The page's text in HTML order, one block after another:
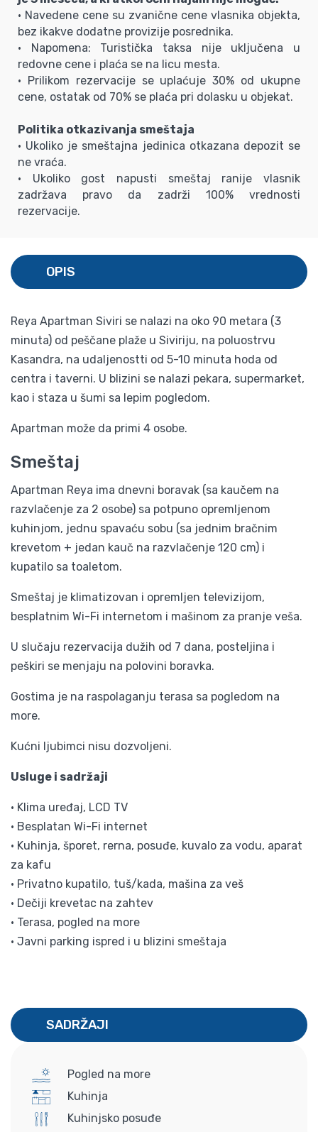
• Navedene cene su zvanične cene vlasnika objekta,
bez ikakve dodatne provizije posrednika.
• Napomena: Turistička taksa nije uključena u
redovne cene i plaća se na licu mesta.
• Prilikom rezervacije se uplaćuje 30% od ukupne
cene, ostatak od 70% se plaća pri dolasku u objekat.
Politika otkazivanja smeštaja
• Ukoliko je smeštajna jedinica otkazana depozit se
ne vraća.
• Ukoliko gost napusti smeštaj ranije vlasnik
zadržava pravo da zadrži 100% vrednosti
rezervacije.
OPIS
Reya Apartman Siviri se nalazi na oko 90 metara (3
minuta) od peščane plaže u Siviriju, na poluostrvu
Kasandra, na udaljenostti od 5-10 minuta hoda od
centra i taverni. U blizini se nalazi pekara, supermarket,
kao i staza u šumi sa lepim pogledom.
Apartman može da primi 4 osobe.
Smeštaj
Apartman Reya ima dnevni boravak (sa kaučem na
razvlačenje za 2 osobe) sa potpuno opremljenom
kuhinjom, jednu spavaću sobu (sa jednim bračnim
krevetom + jedan kauč na razvlačenje 120 cm) i
kupatilo sa toaletom.
Smeštaj je klimatizovan i opremljen televizijom,
besplatnim Wi-Fi internetom i mašinom za pranje veša.
U slučaju rezervacija dužih od 7 dana, posteljina i
peškiri se menjaju na polovini boravka.
Gostima je na raspolaganju terasa sa pogledom na
more.
Kućni ljubimci nisu dozvoljeni.
Usluge i sadržaji
• Klima uređaj, LCD TV
• Besplatan Wi-Fi internet
• Kuhinja, šporet, rerna, posuđe, kuvalo za vodu, aparat
za kafu
• Privatno kupatilo, tuš/kada, mašina za veš
• Dečiji krevetac na zahtev
• Terasa, pogled na more
• Javni parking ispred i u blizini smeštaja
SADRŽAJI
Pogled na more
Kuhinja
Kuhinjsko posuđe